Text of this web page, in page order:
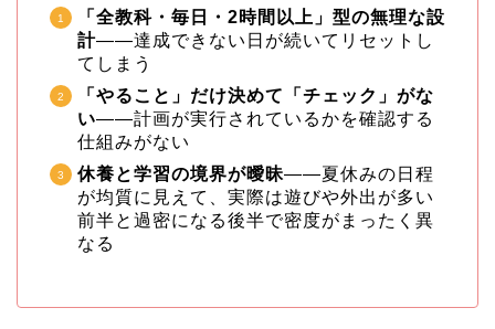
「全教科・毎日・2時間以上」型の無理な設
計——達成できない日が続いてリセットし
てしまう
「やること」だけ決めて「チェック」がな
い——計画が実行されているかを確認する
仕組みがない
休養と学習の境界が曖昧——夏休みの日程
が均質に見えて、実際は遊びや外出が多い
前半と過密になる後半で密度がまったく異
なる